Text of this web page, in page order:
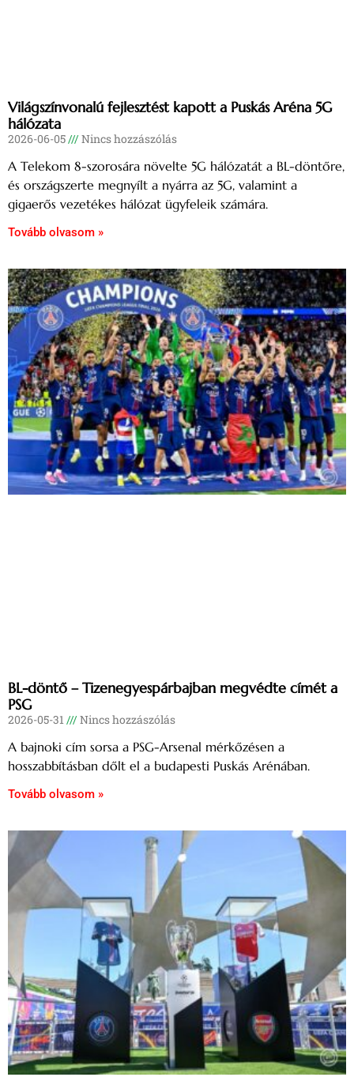
Világszínvonalú fejlesztést kapott a Puskás Aréna 5G
hálózata
2026-06-05 Nincs hozzászólás
A Telekom 8-szorosára növelte 5G hálózatát a BL-döntőre,
és országszerte megnyílt a nyárra az 5G, valamint a
gigaerős vezetékes hálózat ügyfeleik számára.
Tovább olvasom »
BL-döntő – Tizenegyespárbajban megvédte címét a
PSG
2026-05-31 Nincs hozzászólás
A bajnoki cím sorsa a PSG-Arsenal mérkőzésen a
hosszabbításban dőlt el a budapesti Puskás Arénában.
Tovább olvasom »